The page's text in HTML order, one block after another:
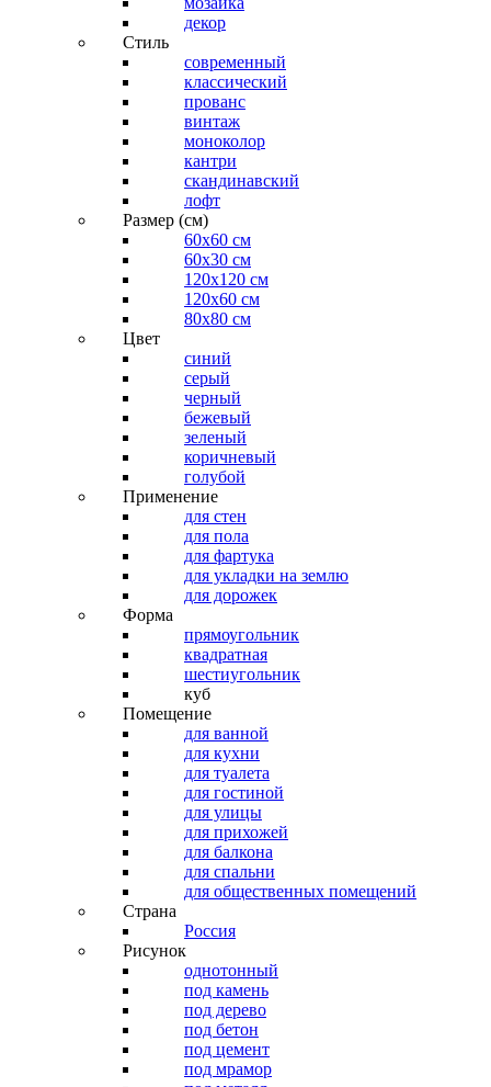
декор
Стиль
современный
классический
прованс
винтаж
моноколор
кантри
скандинавский
лофт
Размер (см)
60х60 см
60x30 см
120x120 см
120x60 см
80x80 см
Цвет
синий
серый
черный
бежевый
зеленый
коричневый
голубой
Применение
для стен
для пола
для фартука
для укладки на землю
для дорожек
Форма
прямоугольник
квадратная
шестиугольник
куб
Помещение
для ванной
для кухни
для туалета
для гостиной
для улицы
для прихожей
для балкона
для спальни
для общественных помещений
Страна
Россия
Рисунок
однотонный
под камень
под дерево
под бетон
под цемент
под мрамор